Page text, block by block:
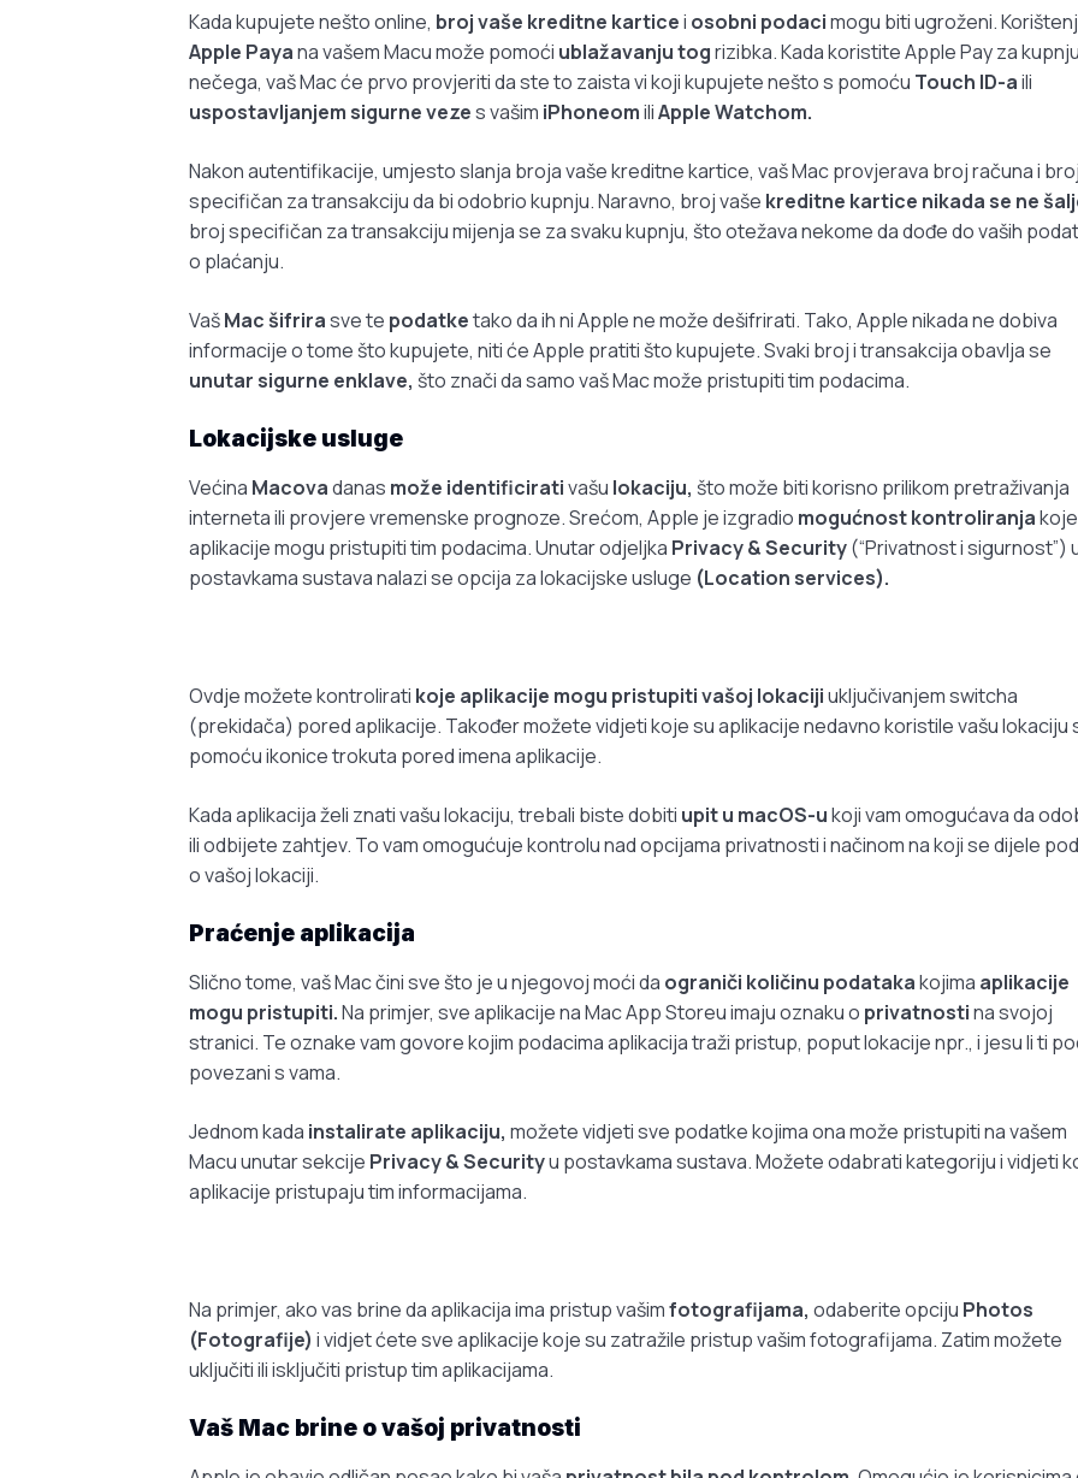
Kada kupujete nešto online, broj vaše kreditne karticei osobni podacimogu biti ugroženi.
Apple Payana vašem Macu može pomoći ublažavanju togrizibka. Kada koristite Apple Pay za kupnju
nečega, vaš Mac će prvo provjeriti da ste to zaista vi koji kupujete nešto s pomoću Touch ID-aili
uspostavljanjem sigurne vezes vašim iPhoneomiliApple Watchom.
Nakon autentifikacije, umjesto slanja broja vaše kreditne kartice, vaš Mac provjerava broj računa i broj
specifičan za transakciju da bi odobrio kupnju. Naravno, broj vaše kreditne kartice nikada se ne
broj specifičan za transakciju mijenja se za svaku kupnju, što otežava nekome da dođe do vaših
o plaćanju.
VašMac šifrirasve te podatketako da ih ni Apple ne može dešifrirati. Tako, Apple nikada ne dobiva
informacije o tome što kupujete, niti će Apple pratiti što kupujete. Svaki broj i transakcija obavlja se
unutar sigurne enklave, što znači da samo vaš Mac može pristupiti tim podacima.
Lokacijske usluge
Većina Macovadanas može identificirativašu lokaciju, što može biti korisno prilikom pretraživanja
interneta ili provjere vremenske prognoze. Srećom, Apple je izgradio mogućnost kontroliranjakoje
aplikacije mogu pristupiti tim podacima. Unutar odjeljka Privacy & Security(“Privatnost i sigurnost”)
postavkama sustava nalazi se opcija za lokacijske usluge (Location services).
Ovdje možete kontrolirati koje aplikacije mogu pristupiti vašoj lokacijiuključivanjem switcha
(prekidača) pored aplikacije. Također možete vidjeti koje su aplikacije nedavno koristile vašu lokaciju
pomoću ikonice trokuta pored imena aplikacije.
Kada aplikacija želi znati vašu lokaciju, trebali biste dobiti upit u macOS-ukoji vam omogućava da
ili odbijete zahtjev. To vam omogućuje kontrolu nad opcijama privatnosti i načinom na koji se dijele
o vašoj lokaciji.
Praćenje aplikacija
Slično tome, vaš Mac čini sve što je u njegovoj moći da ograniči količinu podatakakojima aplikacije
mogu pristupiti.Na primjer, sve aplikacije na Mac App Storeu imaju oznaku o privatnostina svojoj
stranici. Te oznake vam govore kojim podacima aplikacija traži pristup, poput lokacije npr., i jesu li ti
povezani s vama.
Jednom kada instalirate aplikaciju, možete vidjeti sve podatke kojima ona može pristupiti na vašem
Macu unutar sekcije Privacy & Securityu postavkama sustava. Možete odabrati kategoriju i vidjeti
aplikacije pristupaju tim informacijama.
Na primjer, ako vas brine da aplikacija ima pristup vašimfotografijama, odaberite opciju Photos
(Fotografije) i vidjet ćete sve aplikacije koje su zatražile pristup vašim fotografijama. Zatim možete
uključiti ili isključiti pristup tim aplikacijama.
Vaš Mac brine o vašoj privatnosti